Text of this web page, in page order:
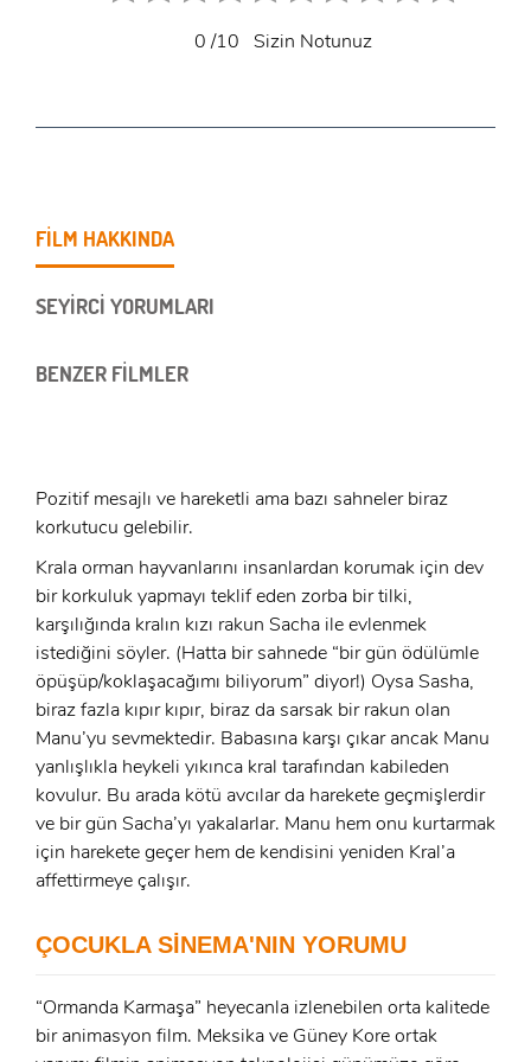
GIRIŞ YAP
x
ÜYE OL
E-Posta:
0/10 Sizin Notunuz
FİLM HAKKINDA
SEYİRCİ YORUMLARI
BENZER FİLMLER
Pozitif mesajlı ve hareketli ama bazı sahneler biraz
korkutucu gelebilir.
Krala orman hayvanlarını insanlardan korumak için dev
bir korkuluk yapmayı teklif eden zorba bir tilki,
karşılığında kralın kızı rakun Sacha ile evlenmek
istediğini söyler. (Hatta bir sahnede “bir gün ödülümle
öpüşüp/koklaşacağımı biliyorum” diyor!) Oysa Sasha,
biraz fazla kıpır kıpır, biraz da sarsak bir rakun olan
Manu’yu sevmektedir. Babasına karşı çıkar ancak Manu
yanlışlıkla heykeli yıkınca kral tarafından kabileden
kovulur. Bu arada kötü avcılar da harekete geçmişlerdir
ve bir gün Sacha’yı yakalarlar. Manu hem onu kurtarmak
için harekete geçer hem de kendisini yeniden Kral’a
affettirmeye çalışır.
ÇOCUKLA SİNEMA'NIN YORUMU
“Ormanda Karmaşa” heyecanla izlenebilen orta kalitede
bir animasyon film. Meksika ve Güney Kore ortak